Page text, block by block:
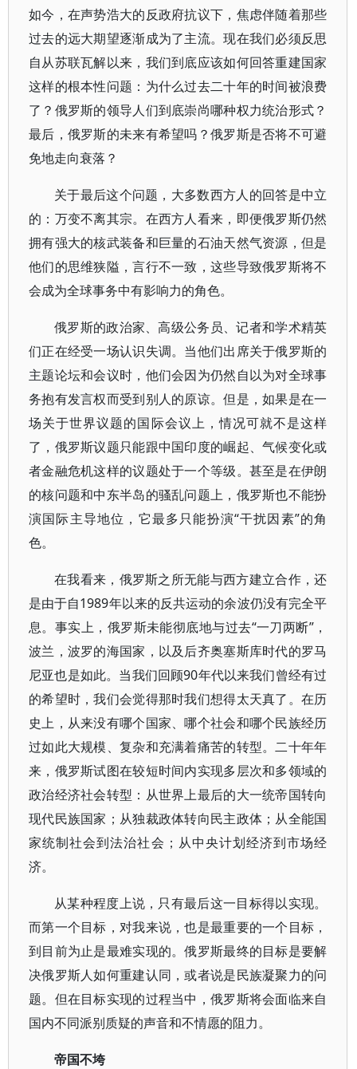
如今，在声势浩大的反政府抗议下，焦虑伴随着那些
过去的远大期望逐渐成为了主流。现在我们必须反思
自从苏联瓦解以来，我们到底应该如何回答重建国家
这样的根本性问题：为什么过去二十年的时间被浪费
了？俄罗斯的领导人们到底崇尚哪种权力统治形式？
最后，俄罗斯的未来有希望吗？俄罗斯是否将不可避
免地走向衰落？
关于最后这个问题，大多数西方人的回答是中立
的：万变不离其宗。在西方人看来，即便俄罗斯仍然
拥有强大的核武装备和巨量的石油天然气资源，但是
他们的思维狭隘，言行不一致，这些导致俄罗斯将不
会成为全球事务中有影响力的角色。
俄罗斯的政治家、高级公务员、记者和学术精英
们正在经受一场认识失调。当他们出席关于俄罗斯的
主题论坛和会议时，他们会因为仍然自以为对全球事
务抱有发言权而受到别人的原谅。但是，如果是在一
场关于世界议题的国际会议上，情况可就不是这样
了，俄罗斯议题只能跟中国印度的崛起、气候变化或
者金融危机这样的议题处于一个等级。甚至是在伊朗
的核问题和中东半岛的骚乱问题上，俄罗斯也不能扮
演国际主导地位，它最多只能扮演“干扰因素”的角
色。
在我看来，俄罗斯之所无能与西方建立合作，还
是由于自1989年以来的反共运动的余波仍没有完全平
息。事实上，俄罗斯未能彻底地与过去“一刀两断”，
波兰，波罗的海国家，以及后齐奥塞斯库时代的罗马
尼亚也是如此。当我们回顾90年代以来我们曾经有过
的希望时，我们会觉得那时我们想得太天真了。在历
史上，从来没有哪个国家、哪个社会和哪个民族经历
过如此大规模、复杂和充满着痛苦的转型。二十年年
来，俄罗斯试图在较短时间内实现多层次和多领域的
政治经济社会转型：从世界上最后的大一统帝国转向
现代民族国家；从独裁政体转向民主政体；从全能国
家统制社会到法治社会；从中央计划经济到市场经
济。
从某种程度上说，只有最后这一目标得以实现。
而第一个目标，对我来说，也是最重要的一个目标，
到目前为止是最难实现的。俄罗斯最终的目标是要解
决俄罗斯人如何重建认同，或者说是民族凝聚力的问
题。但在目标实现的过程当中，俄罗斯将会面临来自
国内不同派别质疑的声音和不情愿的阻力。
帝国不垮